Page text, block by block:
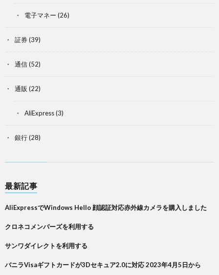
電子マネー (26)
証券(39)
通信(52)
通販 (22)
AliExpress(3)
銀行(28)
最新記事
AliExpressでWindows Hello 顔認証対応赤外線カメラを購入しました
クロネコメンバーズを利用する
サンワダイレクトを利用する
バニラVisaギフトカードが3Dセキュア2.0に対応 2023年4月5日から